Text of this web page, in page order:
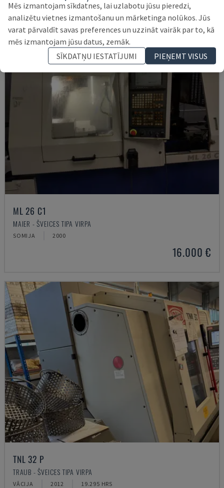
67.000 €
ML 26 C1
MAIER - ŠVEICES TIPA VIRPA
SOMIJA 2000
16.000 €
TNL 32 P
TRAUB - ŠVEICES TIPA VIRPA
VĀCIJA 2012 19.295 HRS
Mēs izmantojam sīkdatnes, lai uzlabotu jūsu pieredzi,
analizētu vietnes izmantošanu un mārketinga nolūkos. Jūs
varat pārvaldīt savas preferences un uzzināt vairāk par to, kā
mēs izmantojam jūsu datus, zemāk.
SĪKDATŅU IESTATĪJUMI
PIEŅEMT VISUS